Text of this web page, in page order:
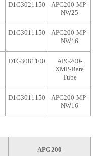
D1G3021150
APG200-MP-
NW25
D1G3011150
APG200-MP-
NW16
D1G3081100
APG200-
XMP-Bare
Tube
D1G3011150
APG200-MP-
NW16
APG200